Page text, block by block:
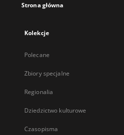
Strona główna
Kolekcje
Polecane
Zbiory specjalne
Regionalia
Dziedzictwo kulturowe
Czasopisma